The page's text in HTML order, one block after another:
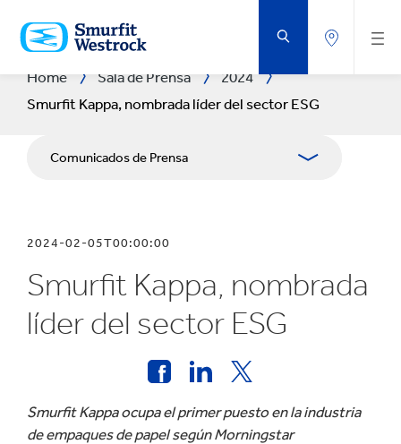
AL
CONTENIDO
PRINCIPAL
Home Sala de Prensa
2024
Smurfit Kappa, nombrada líder del sector ESG
Comunicados de Prensa
Relaciones con Prensa
Blog
2024-02-05T00:00:00
Smurfit Kappa, nombrada
líder del sector ESG
Smurfit Kappa ocupa el primer puesto en la industria
de empaques de papel según Morningstar